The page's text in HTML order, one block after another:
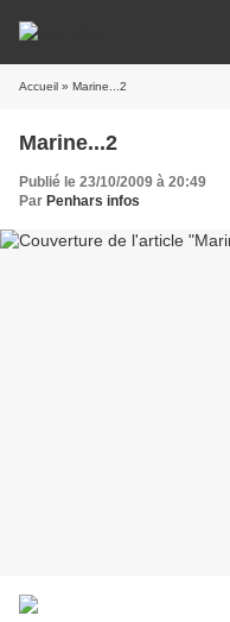
Accueil » Marine...2
Marine...2
Publié le 23/10/2009 à 20:49
Par Penhars infos